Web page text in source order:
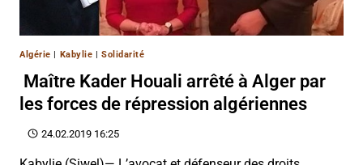
Algérie | Kabylie |Solidarité
Maître Kader Houali arrêté à Alger par
les forces de répression algériennes
24.02.2019 16:25